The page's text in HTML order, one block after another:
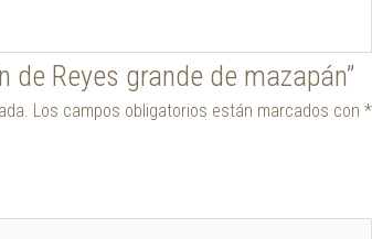
de Reyes grande de mazapán”
Los campos obligatorios están marcados con *